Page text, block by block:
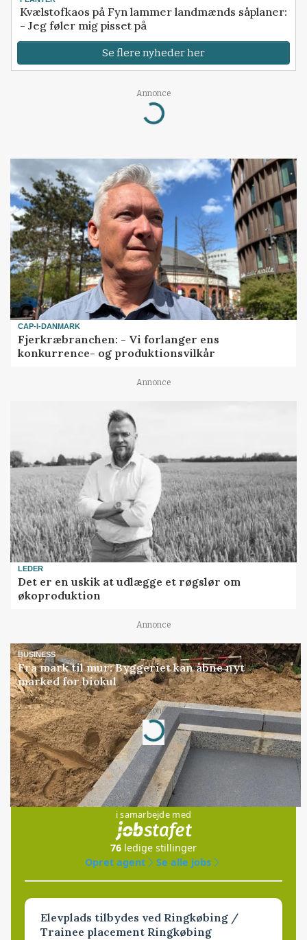
Kvælstofkaos på Fyn lammer landmænds såplaner:
- Jeg føler mig pisset på
Se flere nyheder her
Annonce
Loading...
CAP-I-DANMARK
Fjerkræbranchen: - Vi forlanger ens
konkurrence- og produktionsvilkår
Annonce
LEDER
Det er en uskik at udlægge et røgslør om
økoproduktion
Annonce
BUSINESS
Fra mark til mur: Byggeriet kan åbne nyt
marked for biokul
Annonce
Loading...
Jobs
i samarbejde med
76 ledige stillinger
Opret agent
Se alle jobs
Elevplads tilbydes ved Ringkøbing /
Trainee placement Ringkøbing